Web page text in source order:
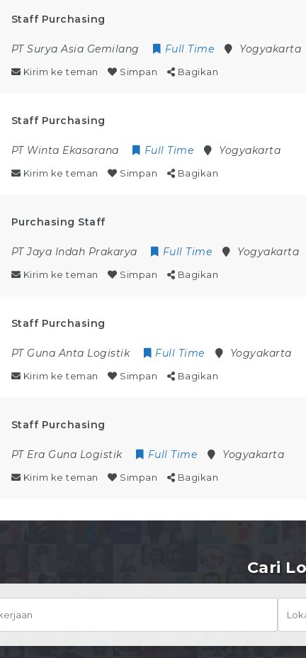
Staff Purchasing
PT Surya Asia Gemilang Full Time Yogyakarta
Kirim ke teman Simpan Bagikan
Staff Purchasing
PT Winta Ekasarana Full Time Yogyakarta
Kirim ke teman Simpan Bagikan
Purchasing Staff
PT Jaya Indah Prakarya Full Time Yogyakarta
Kirim ke teman Simpan Bagikan
Staff Purchasing
PT Guna Anta Logistik Full Time Yogyakarta
Kirim ke teman Simpan Bagikan
Staff Purchasing
PT Era Guna Logistik Full Time Yogyakarta
Kirim ke teman Simpan Bagikan
Cari